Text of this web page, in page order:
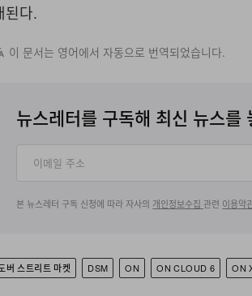
된다.
이 문서는 영어에서 자동으로 번역되었습니다.
뉴스레터를 구독해 최신 뉴스를
본 뉴스레터 구독 신청에 따라 자사의 개인정보수집관련 이용약
버 스트리트 마켓 DSM ON ON CLOUD 6 ON